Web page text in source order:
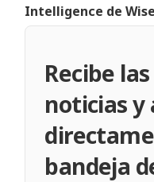
Intelligence de
Recibe
noticias y
bandeja